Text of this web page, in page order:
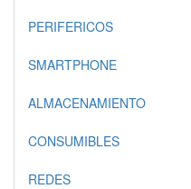
PERIFERICOS
SMARTPHONE
ALMACENAMIENTO
CONSUMIBLES
REDES